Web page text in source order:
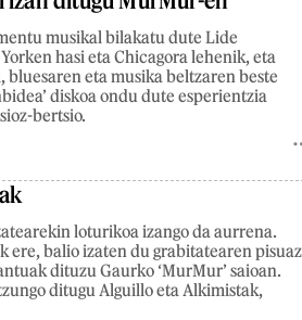
musikal bilakatu dute Lide
hasi eta Chicagora lehenik, eta
eta musika beltzaren beste
diskoa ondu dute esperientzia
bertsio.
loturikoa izango da aurrena.
ere, balio izaten du grabitatearen pisuaz
dituzu Gaurko ‘MurMur’ saioan.
ditugu Alguillo eta Alkimistak,